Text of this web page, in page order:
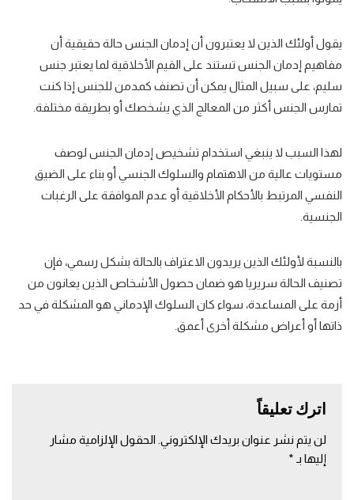
يقول أولئك الذين لا يعتبرون أن إدمان الجنس حالة حقيقية أن
مفاهيم إدمان الجنس تستند على القيم الأخلاقية لما يعتبر جنس
سليم، على سبيل المثال يمكن أن تصنف كمدمن للجنس إذا كنت
تمارس الجنس أكثر من المعالج الذي يشخصك أو بطريقة مختلفة.
لهذا السبب لا ينبغي استخدام تشخيص إدمان الجنس لوصف
مستويات عالية من الاهتمام والسلوك الجنسي أو بناء على الضيق
النفسي المرتبط بالأحكام الأخلاقية أو عدم الموافقة على الرغبات
الجنسية.
بالنسبة لأولئك الذين يريدون الاعتراف بالحالة بشكل رسمي، فإن
تصنيف الحالة سريريا هو ضمان حصول الأشخاص الذين يعانون من
أزمة على المساعدة، سواء كان السلوك الإدماني هو المشكلة في حد
ذاتها أو أعراض مشكلة أخرى أعمق.
اترك تعليقاً
لن يتم نشر عنوان بريدك الإلكتروني. الحقول الإلزامية مشار
إليها بـ *